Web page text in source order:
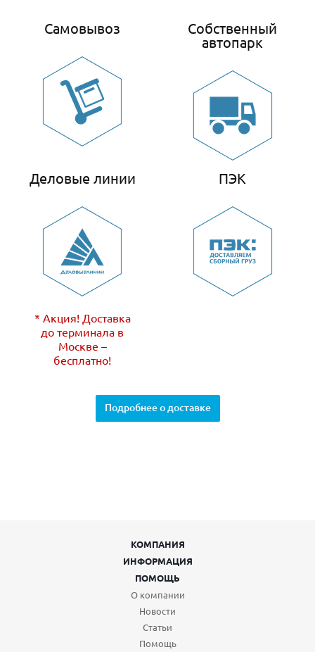
Самовывоз
Собственный
автопарк
Деловые линии
* Акция! Доставка
до терминала в
Москве –
бесплатно!
ПЭК
Подробнее о доставке
КОМПАНИЯ
ИНФОРМАЦИЯ
ПОМОЩЬ
О компании
Новости
Статьи
Помощь